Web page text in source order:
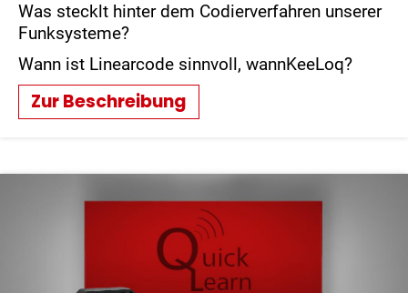
Was stecklt hinter dem Codierverfahren unserer
Funksysteme?
Wann ist Linearcode sinnvoll, wannKeeLoq?
Zur Beschreibung